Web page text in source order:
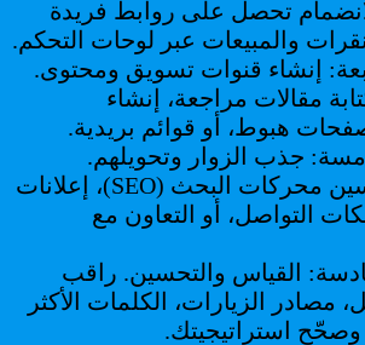
تحصل على روابط فريدة
والمبيعات عبر لوحات التحكم.
إنشاء قنوات تسويق ومحتوى.
مقالات مراجعة، إنشاء
هبوط، أو قوائم بريدية.
جذب الزوار وتحويلهم.
استخدم تحسين محركات البحث (SEO)، إعلانات
التواصل، أو التعاون مع
القياس والتحسين. راقب
مصادر الزيارات، الكلمات الأكثر
وصحّح استراتيجيتك.